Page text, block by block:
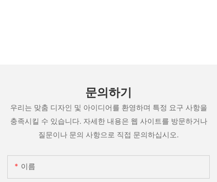
문의하기
우리는 맞춤 디자인 및 아이디어를 환영하며 특정 요구 사항을
충족시킬 수 있습니다. 자세한 내용은 웹 사이트를 방문하거나
질문이나 문의 사항으로 직접 문의하십시오.
이름